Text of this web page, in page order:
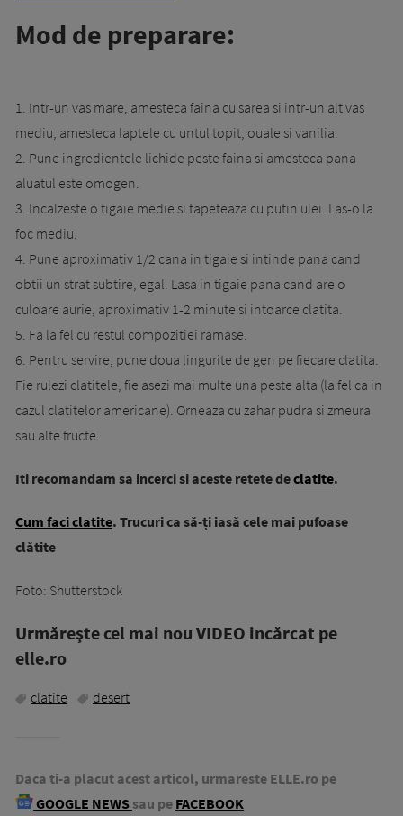
Mod de preparare:
1. Intr-un vas mare, amesteca faina cu sarea si intr-un alt vas
mediu, amesteca laptele cu untul topit, ouale si vanilia.
2. Pune ingredientele lichide peste faina si amesteca pana
aluatul este omogen.
3. Incalzeste o tigaie medie si tapeteaza cu putin ulei. Las-o la
foc mediu.
4. Pune aproximativ 1/2 cana in tigaie si intinde pana cand
obtii un strat subtire, egal. Lasa in tigaie pana cand are o
culoare aurie, aproximativ 1-2 minute si intoarce clatita.
5. Fa la fel cu restul compozitiei ramase.
6. Pentru servire, pune doua lingurite de gen pe fiecare clatita.
Fie rulezi clatitele, fie asezi mai multe una peste alta (la fel ca in
cazul clatitelor americane). Orneaza cu zahar pudra si zmeura
sau alte fructe.
Iti recomandam sa incerci si aceste retete declatite.
Cum faci clatite. Trucuri ca să-ți iasă cele mai pufoase
clătite
Foto: Shutterstock
Urmăreşte cel mai nou VIDEO incărcat pe
elle.ro
clatite desert
Daca ti-a placut acest articol, urmareste ELLE.ro pe
GOOGLE NEWS sau pe FACEBOOK